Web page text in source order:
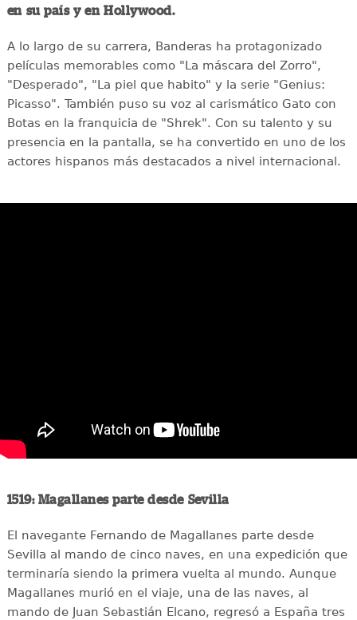
en su país y en Hollywood.
A lo largo de su carrera, Banderas ha protagonizado
películas memorables como "La máscara del Zorro",
"Desperado", "La piel que habito" y la serie "Genius:
Picasso". También puso su voz al carismático Gato con
Botas en la franquicia de "Shrek". Con su talento y su
presencia en la pantalla, se ha convertido en uno de los
actores hispanos más destacados a nivel internacional.
1519: Magallanes parte desde Sevilla
El navegante Fernando de Magallanes parte desde
Sevilla al mando de cinco naves, en una expedición que
terminaría siendo la primera vuelta al mundo. Aunque
Magallanes murió en el viaje, una de las naves, al
mando de Juan Sebastián Elcano, regresó a España tres